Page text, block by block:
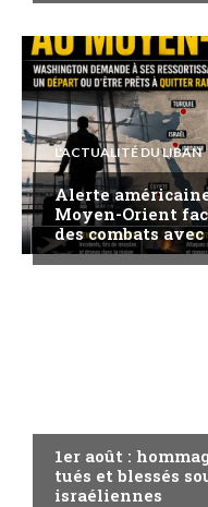
L'ACTUALITÉ DU LIBAN
Alerte
Moyen-Orient
des combats avec
1er août :
tués et blessés
israéliennes